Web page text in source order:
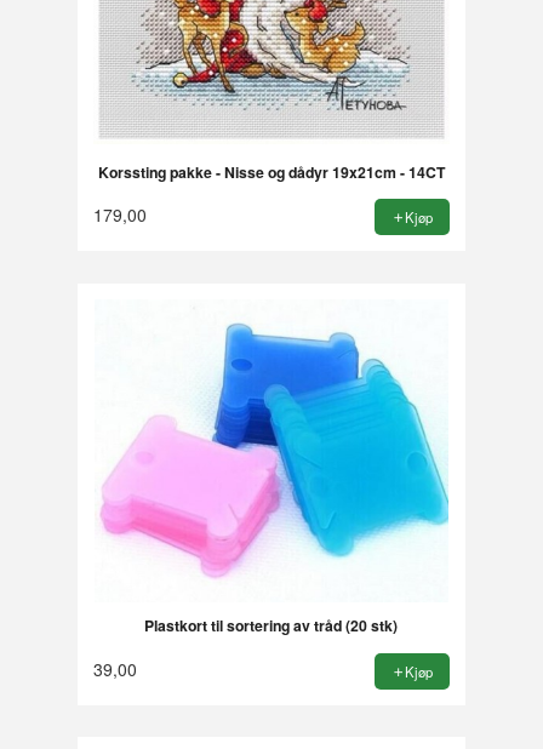
Korssting pakke - Nisse og dådyr 19x21cm - 14CT
179,00 Kjøp
Plastkort til sortering av tråd (20 stk)
39,00 Kjøp